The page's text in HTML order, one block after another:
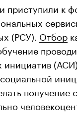
приступили к
(РСУ). Отбор
инициатив
получение